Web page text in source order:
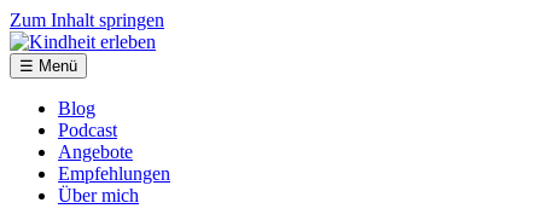
Zum Inhalt springen
☰ Menü
Blog
Podcast
Angebote
Empfehlungen
Über mich